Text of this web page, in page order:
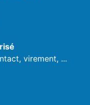
virement, ...